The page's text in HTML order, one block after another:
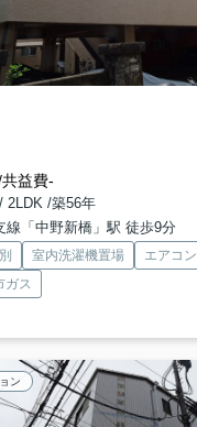
益費-
2LDK /築56年
線「中野新橋」駅 徒歩9分
室内洗濯機置場 エアコン
ガス
ン